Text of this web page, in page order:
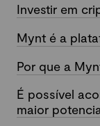
Investir em
Mynt é a
Por que a
É possível
maior